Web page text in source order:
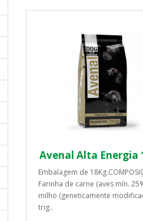
Avenal Alta Energia
Embalagem de
Farinha de carne (aves mín.
milho (geneticamente
trig..